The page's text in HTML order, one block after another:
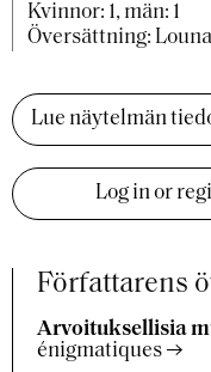
Kvinnor: 1, män: 1
Översättning:
Lue näytelmän
Log in or
Författarens
Arvoituksellisia
énigmatiques